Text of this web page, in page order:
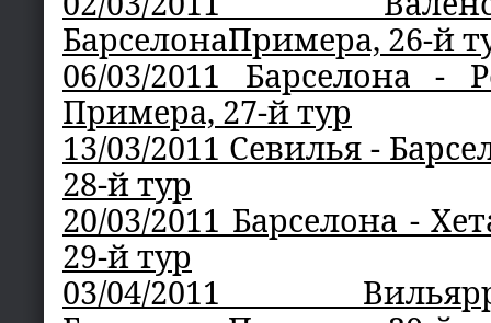
БарселонаПримера, 26-й
06/03/2011 Барселона -
Примера, 27-й тур
13/03/2011 Севилья -
28-й тур
20/03/2011 Барселона -
29-й тур
03/04/2011